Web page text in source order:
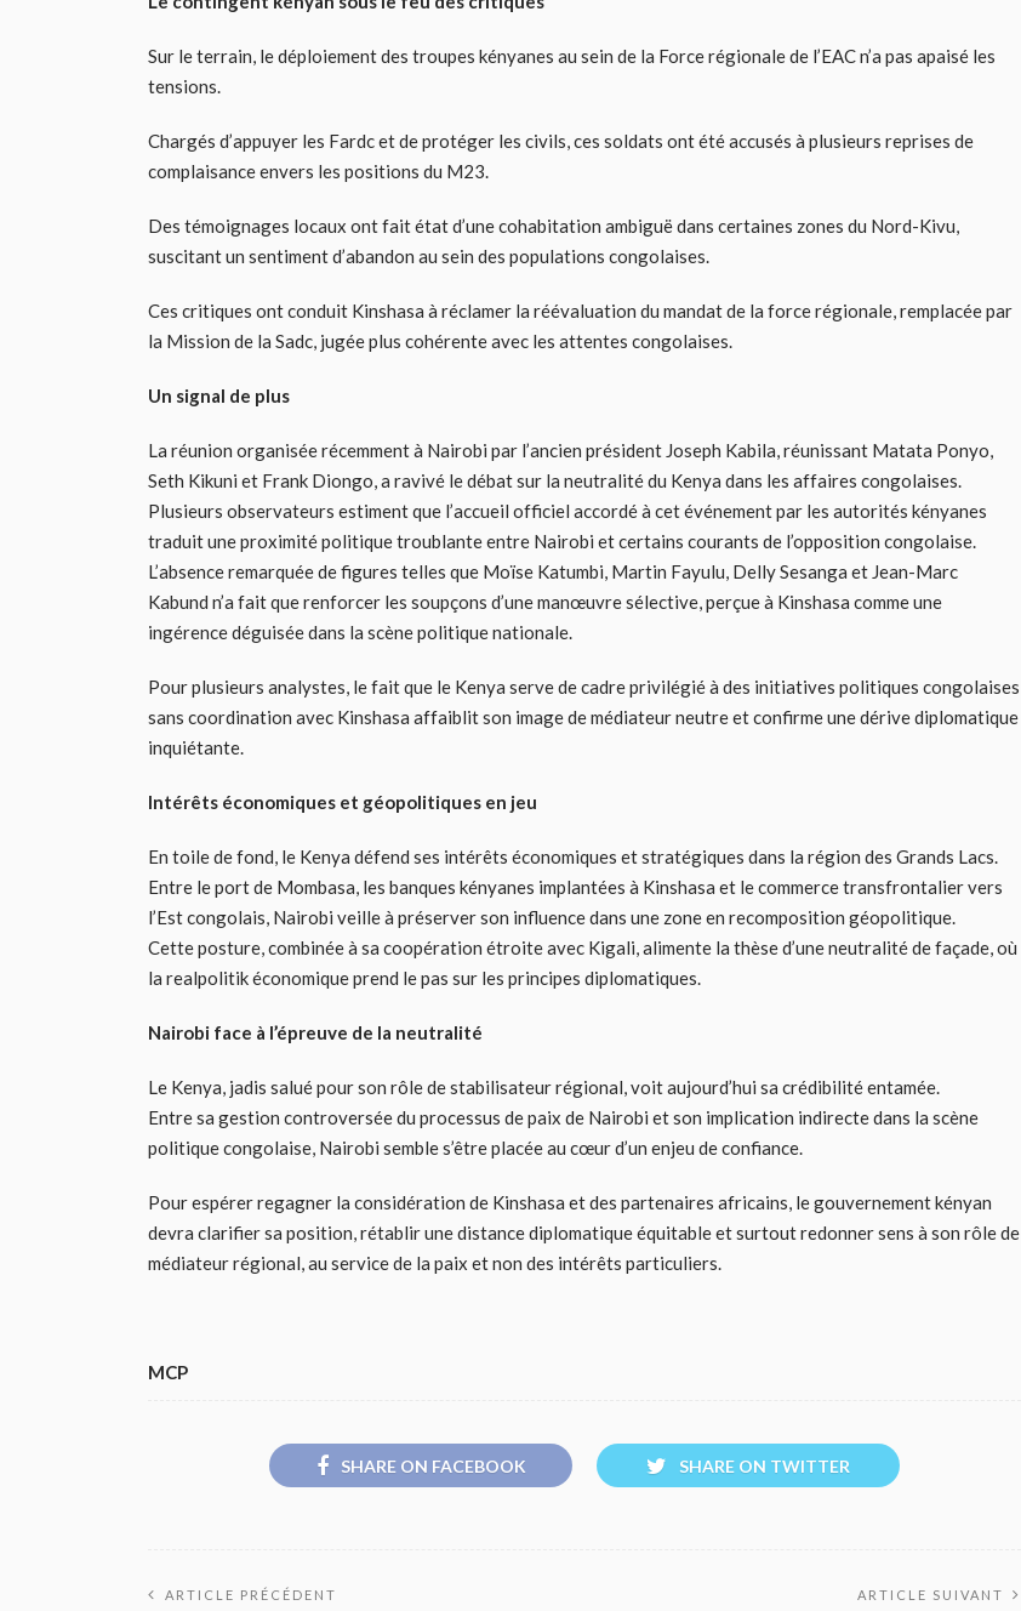
Sur le terrain, le déploiement des troupes kényanes au sein de la Force régionale de l’EAC n’a pas apaisé les
tensions.
Chargés d’appuyer les Fardc et de protéger les civils, ces soldats ont été accusés à plusieurs reprises de
complaisance envers les positions du M23.
Des témoignages locaux ont fait état d’une cohabitation ambiguë dans certaines zones du Nord-Kivu,
suscitant un sentiment d’abandon au sein des populations congolaises.
Ces critiques ont conduit Kinshasa à réclamer la réévaluation du mandat de la force régionale, remplacée par
la Mission de la Sadc, jugée plus cohérente avec les attentes congolaises.
Un signal de plus
La réunion organisée récemment à Nairobi par l’ancien président Joseph Kabila, réunissant Matata Ponyo,
Seth Kikuni et Frank Diongo, a ravivé le débat sur la neutralité du Kenya dans les affaires congolaises.
Plusieurs observateurs estiment que l’accueil officiel accordé à cet événement par les autorités kényanes
traduit une proximité politique troublante entre Nairobi et certains courants de l’opposition congolaise.
L’absence remarquée de figures telles que Moïse Katumbi, Martin Fayulu, Delly Sesanga et Jean-Marc
Kabund n’a fait que renforcer les soupçons d’une manœuvre sélective, perçue à Kinshasa comme une
ingérence déguisée dans la scène politique nationale.
Pour plusieurs analystes, le fait que le Kenya serve de cadre privilégié à des initiatives politiques congolaises
sans coordination avec Kinshasa affaiblit son image de médiateur neutre et confirme une dérive diplomatique
inquiétante.
Intérêts économiques et géopolitiques en jeu
En toile de fond, le Kenya défend ses intérêts économiques et stratégiques dans la région des Grands Lacs.
Entre le port de Mombasa, les banques kényanes implantées à Kinshasa et le commerce transfrontalier vers
l’Est congolais, Nairobi veille à préserver son influence dans une zone en recomposition géopolitique.
Cette posture, combinée à sa coopération étroite avec Kigali, alimente la thèse d’une neutralité de façade, où
la realpolitik économique prend le pas sur les principes diplomatiques.
Nairobi face à l’épreuve de la neutralité
Le Kenya, jadis salué pour son rôle de stabilisateur régional, voit aujourd’hui sa crédibilité entamée.
Entre sa gestion controversée du processus de paix de Nairobi et son implication indirecte dans la scène
politique congolaise, Nairobi semble s’être placée au cœur d’un enjeu de confiance.
Pour espérer regagner la considération de Kinshasa et des partenaires africains, le gouvernement kényan
devra clarifier sa position, rétablir une distance diplomatique équitable et surtout redonner sens à son rôle de
médiateur régional, au service de la paix et non des intérêts particuliers.
MCP
SHARE ON FACEBOOK SHARE ON TWITTER
ARTICLE PRÉCÉDENT ARTICLE SUIVANT